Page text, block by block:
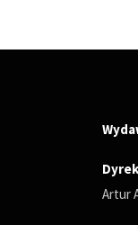
Artur